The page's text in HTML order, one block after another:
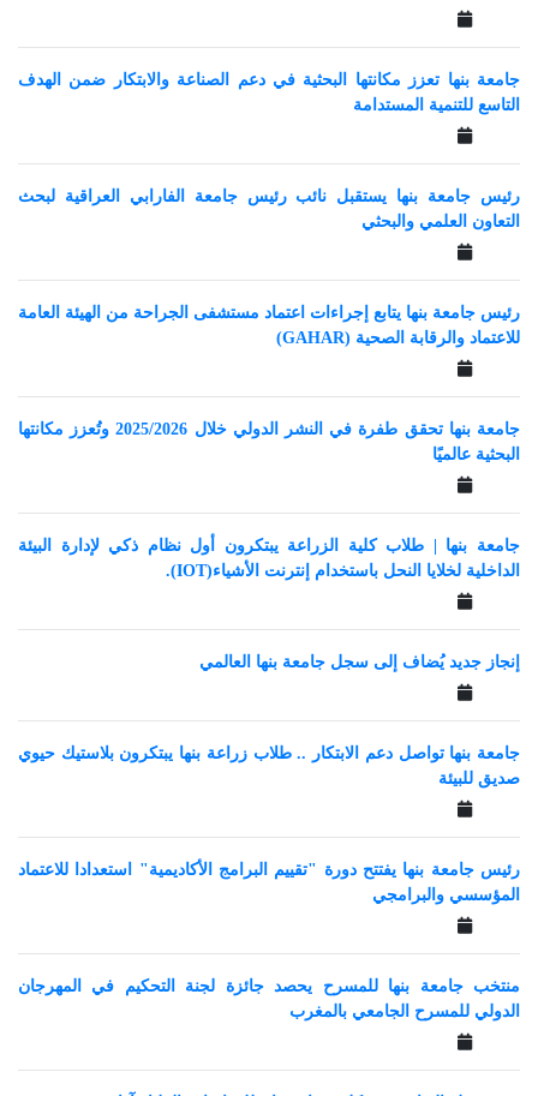
جامعة بنها تعزز مكانتها البحثية في دعم الصناعة والابتكار ضمن الهدف
التاسع للتنمية المستدامة
رئيس جامعة بنها يستقبل نائب رئيس جامعة الفارابي العراقية لبحث
التعاون العلمي والبحثي
رئيس جامعة بنها يتابع إجراءات اعتماد مستشفى الجراحة من الهيئة العامة
للاعتماد والرقابة الصحية (GAHAR)
جامعة بنها تحقق طفرة في النشر الدولي خلال 2025/2026 وتُعزز مكانتها
البحثية عالميًا
جامعة بنها | طلاب كلية الزراعة يبتكرون أول نظام ذكي لإدارة البيئة
الداخلية لخلايا النحل باستخدام إنترنت الأشياء(IOT).
إنجاز جديد يُضاف إلى سجل جامعة بنها العالمي
جامعة بنها تواصل دعم الابتكار .. طلاب زراعة بنها يبتكرون بلاستيك حيوي
صديق للبيئة
رئيس جامعة بنها يفتتح دورة "تقييم البرامج الأكاديمية" استعدادا للاعتماد
المؤسسي والبرامجي
منتخب جامعة بنها للمسرح يحصد جائزة لجنة التحكيم في المهرجان
الدولي للمسرح الجامعي بالمغرب